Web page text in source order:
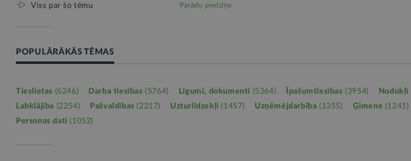
Parādu piedziņa
Viss par šo tēmu
POPULĀRĀKĀS TĒMAS
Tieslietas (6246) Darba tiesības (5764) Līgumi, dokumenti (5364) Īpašumtiesības (3954) Nodokļi
Labklājība (2254) Pašvaldības (2217) Uzturlīdzekļi (1457) Uzņēmējdarbība (1355) Ģimene (1241)
Personas dati (1052)